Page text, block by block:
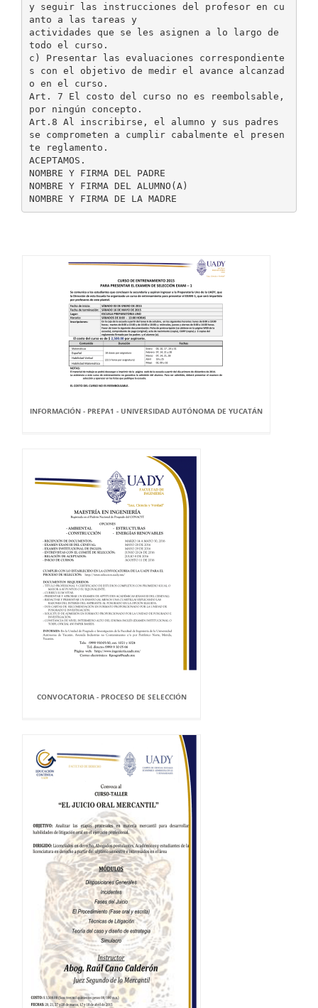
y seguir las instrucciones del profesor en cu
anto a las tareas y
actividades que se les asignen a lo largo de
todo el curso.
c) Presentar las evaluaciones correspondiente
s con el objetivo de medir el avance alcanzad
o en el curso.
Art. 7 El costo del curso no es reembolsable,
por ningún concepto.
Art.8 Al inscribirse, el alumno y sus padres
se comprometen a cumplir cabalmente el presen
te reglamento.
ACEPTAMOS.
NOMBRE Y FIRMA DEL PADRE
NOMBRE Y FIRMA DEL ALUMNO(A)
INFORMACIÓN - PREPA1 - UNIVERSIDAD AUTÓNOMA DE YUCATÁN
CONVOCATORIA - PROCESO DE SELECCIÓN